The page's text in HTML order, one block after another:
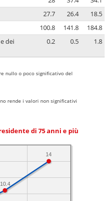
27.7 26.4
18.5
100.8 141.8
184.8
dei
0.2 0.5 1.8
nullo o poco significativo del
rende i valori non significativi
di 75 anni e più
14
10.4